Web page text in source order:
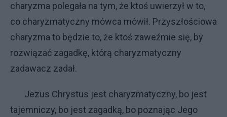
charyzma polegała na tym, że ktoś uwierzył w to,
co charyzmatyczny mówca mówił. Przyszłościowa
charyzma to będzie to, że ktoś zaweźmie się, by
rozwiązać zagadkę, którą charyzmatyczny
zadawacz zadał.
Jezus Chrystus jest charyzmatyczny, bo jest
tajemniczy, bo jest zagadką, bo poznając Jego